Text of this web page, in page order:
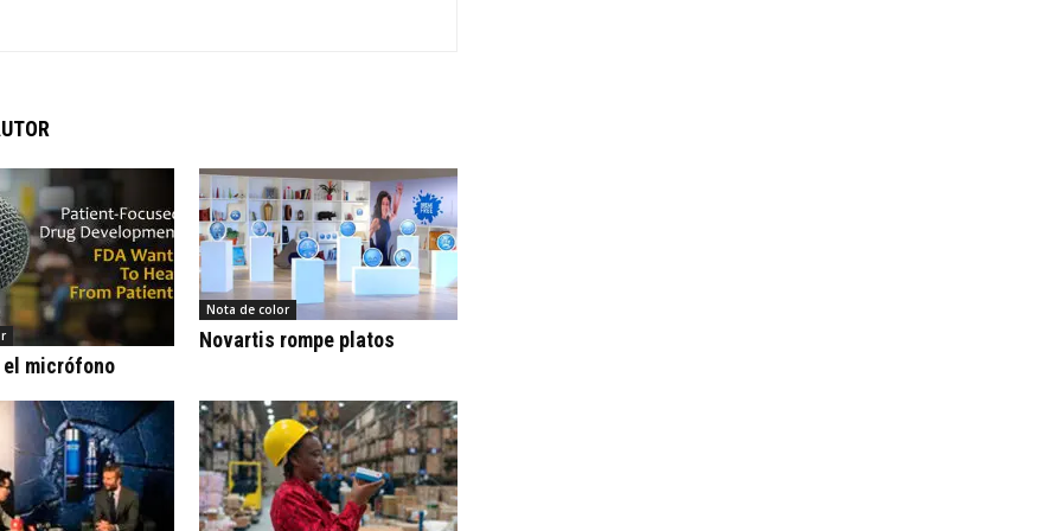
el micrófono
Nota de color
Novartis rompe platos